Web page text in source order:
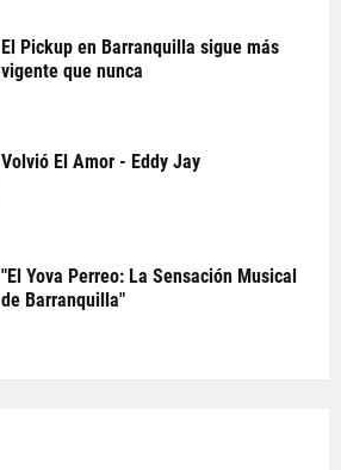
El Pickup en Barranquilla sigue más
vigente que nunca
Volvió El Amor - Eddy Jay
"El Yova Perreo: La Sensación Musical
de Barranquilla"